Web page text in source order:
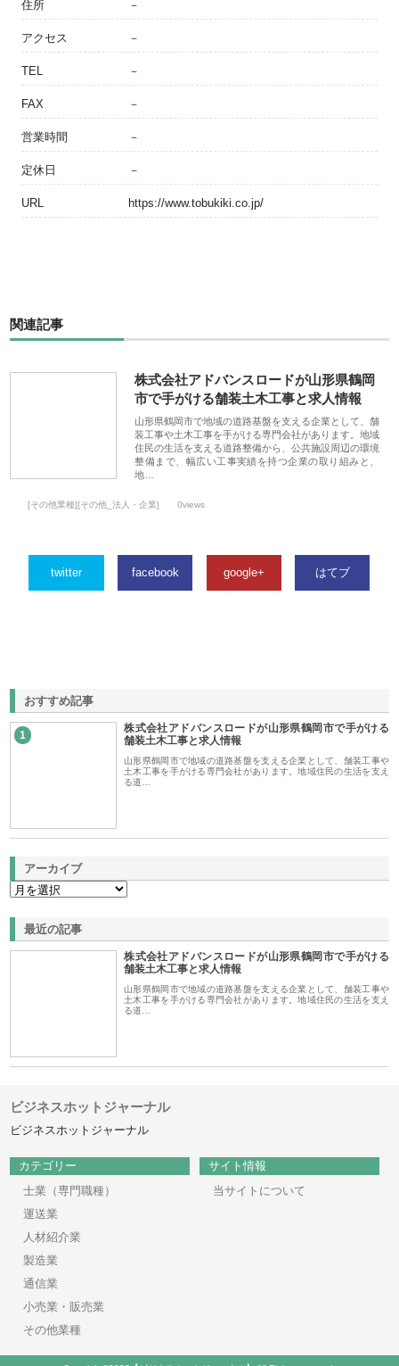
住所 －
アクセス －
TEL －
FAX －
営業時間 －
定休日 －
URL https://www.tobukiki.co.jp/
関連記事
株式会社アドバンスロードが山形県鶴岡
市で手がける舗装土木工事と求人情報
山形県鶴岡市で地域の道路基盤を支える企業として、舗
装工事や土木工事を手がける専門会社があります。地域
住民の生活を支える道路整備から、公共施設周辺の環境
整備まで、幅広い工事実績を持つ企業の取り組みと、
地…
[その他業種][その他_法人・企業] 0views
twitter facebook google+ はてブ
おすすめ記事
1
株式会社アドバンスロードが山形県鶴岡市で手がける
舗装土木工事と求人情報
山形県鶴岡市で地域の道路基盤を支える企業として、舗装工事や
土木工事を手がける専門会社があります。地域住民の生活を支え
る道…
アーカイブ
最近の記事
株式会社アドバンスロードが山形県鶴岡市で手がける
舗装土木工事と求人情報
山形県鶴岡市で地域の道路基盤を支える企業として、舗装工事や
土木工事を手がける専門会社があります。地域住民の生活を支え
る道…
ビジネスホットジャーナル
ビジネスホットジャーナル
カテゴリー
士業（専門職種）
運送業
人材紹介業
製造業
通信業
小売業・販売業
その他業種
サイト情報
当サイトについて